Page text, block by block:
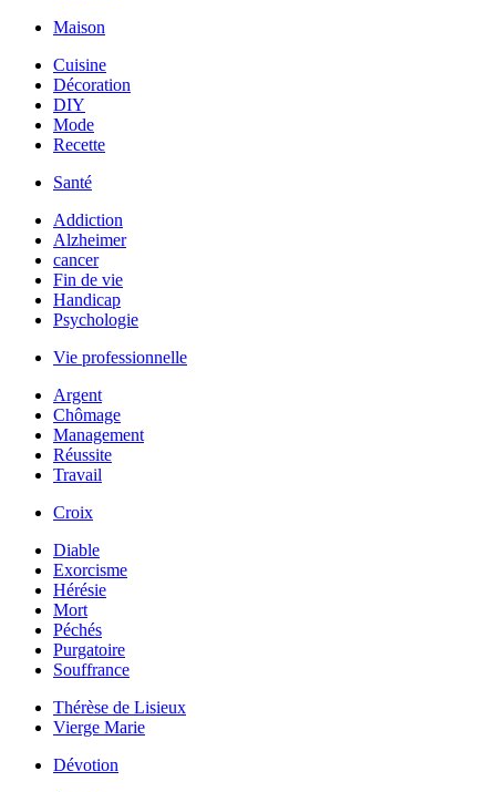
Maison
Cuisine
Décoration
DIY
Mode
Recette
Santé
Addiction
Alzheimer
cancer
Fin de vie
Handicap
Psychologie
Vie professionnelle
Argent
Chômage
Management
Réussite
Travail
Croix
Diable
Exorcisme
Hérésie
Mort
Péchés
Purgatoire
Souffrance
Thérèse de Lisieux
Vierge Marie
Dévotion